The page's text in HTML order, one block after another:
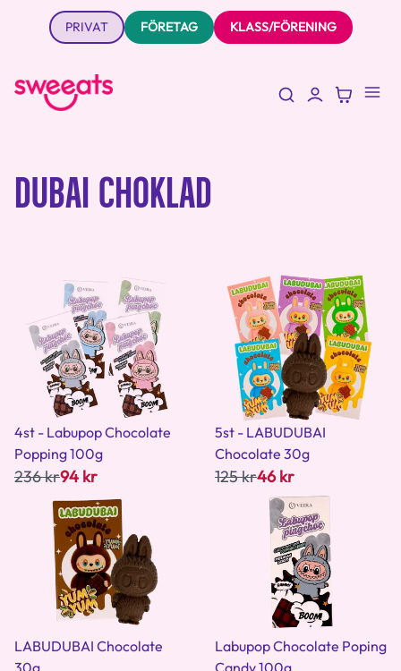
PRIVAT FÖRETAG KLASS/FÖRENING
DUBAI CHOKLAD
4st - Labupop Chocolate
Popping 100g
236 kr94 kr
5st - LABUDUBAI
Chocolate 30g
125 kr46 kr
LABUDUBAI Chocolate
30g
Labupop Chocolate Poping
Candy 100g